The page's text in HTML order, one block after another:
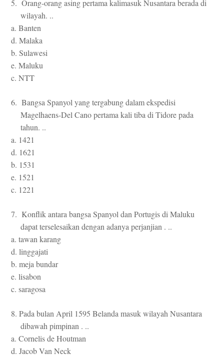
5. Orang-orang asing pertama kalimasuk Nusantara berada di
wilayah. ..
a. Banten
d. Malaka
b. Sulawesi
e. Maluku
c. NTT
6. Bangsa Spanyol yang tergabung dalam ekspedisi
Magelhaens-Del Cano pertama kali tiba di Tidore pada
tahun. ..
a. 1421
d. 1621
b. 1531
e. 1521
c. 1221
7. Konflik antara bangsa Spanyol dan Portugis di Maluku
dapat terselesaikan dengan adanya perjanjian . ..
a. tawan karang
d. linggajati
b. meja bundar
e. lisabon
c. saragosa
8. Pada bulan April 1595 Belanda masuk wilayah Nusantara
dibawah pimpinan . ..
a. Cornelis de Houtman
d. Jacob Van Neck